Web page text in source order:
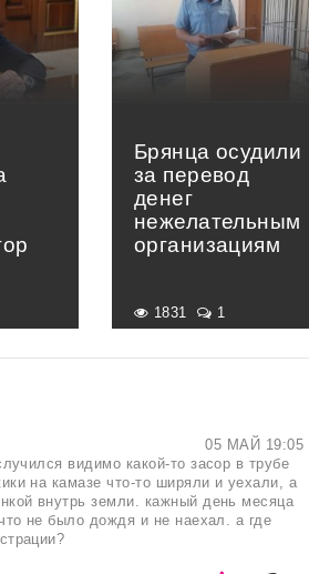
Брянца осудили
за перевод
денег
нежелательным
организациям
1831 1
05 МАЙ 19:05
видимо какой-то засор в трубе
на камазе что-то ширяли и уехали, а
внутрь земли. кажный день месяца
не было дождя и не наехал. а где